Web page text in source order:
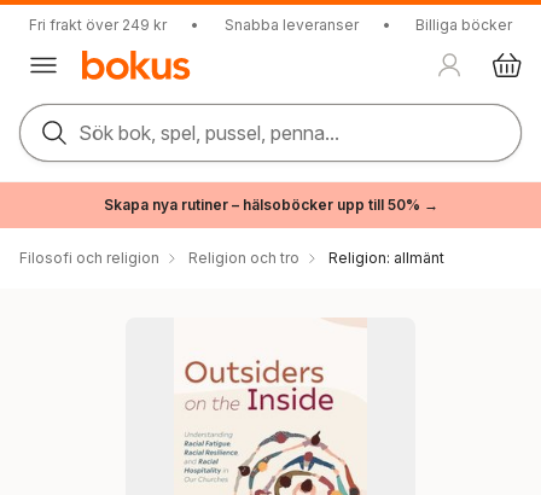
Fri frakt över 249 kr • Snabba leveranser • Billiga böcker
Sök bok, spel, pussel, penna...
Skapa nya rutiner – hälsoböcker upp till 50% →
Filosofi och religion Religion och tro Religion: allmänt